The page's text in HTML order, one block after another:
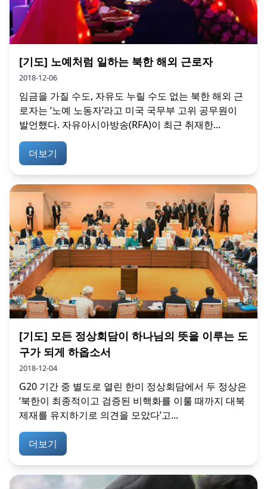
[기도] 노예처럼 일하는 북한 해외 근로자
2018-12-06
임금을 가질 수도, 자유도 누릴 수도 없는 북한 해외 근
로자는 ‘노예 노동자’라고 미국 국무부 고위 공무원이
발언했다. 자유아시아방송(RFA)이 최근 취재한...
더보기
[기도] 모든 정상회담이 하나님의 뜻을 이루는 도
구가 되게 하옵소서
2018-12-04
G20 기간 중 별도로 열린 한미 정상회담에서 두 정상은
‘북한이 최종적이고 검증된 비핵화를 이룰 때까지 대북
제재를 유지하기로 의견을 모았다’고...
더보기